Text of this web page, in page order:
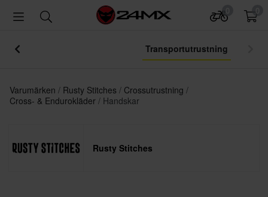
Transportutrustning
Varumärken Rusty Stitches
Crossutrustning
Cross- & Endurokläder
Handskar
Rusty Stitches